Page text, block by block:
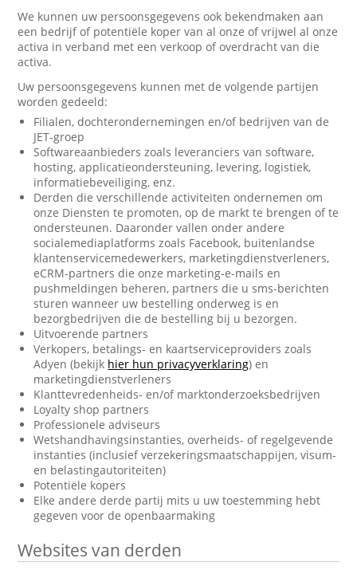
We kunnen uw persoonsgegevens ook bekendmaken aan
een bedrijf of potentiële koper van al onze of vrijwel al onze
activa in verband met een verkoop of overdracht van die
activa.
Uw persoonsgegevens kunnen met de volgende partijen
worden gedeeld:
Filialen, dochterondernemingen en/of bedrijven van de
JET-groep
Softwareaanbieders zoals leveranciers van software,
hosting, applicatieondersteuning, levering, logistiek,
informatiebeveiliging, enz.
Derden die verschillende activiteiten ondernemen om
onze Diensten te promoten, op de markt te brengen of te
ondersteunen. Daaronder vallen onder andere
socialemediaplatforms zoals Facebook, buitenlandse
klantenservicemedewerkers, marketingdienstverleners,
eCRM-partners die onze marketing-e-mails en
pushmeldingen beheren, partners die u sms-berichten
sturen wanneer uw bestelling onderweg is en
bezorgbedrijven die de bestelling bij u bezorgen.
Uitvoerende partners
Verkopers, betalings- en kaartserviceproviders zoals
Adyen (bekijk hier hun privacyverklaring) en
marketingdienstverleners
Klanttevredenheids- en/of marktonderzoeksbedrijven
Loyalty shop partners
Professionele adviseurs
Wetshandhavingsinstanties, overheids- of regelgevende
instanties (inclusief verzekeringsmaatschappijen, visum-
en belastingautoriteiten)
Potentiële kopers
Elke andere derde partij mits u uw toestemming hebt
gegeven voor de openbaarmaking
Websites van derden